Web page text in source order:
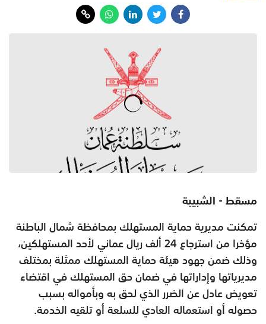
مسقط - الشبيبة
تمكنت مديرية حماية المستهلك بمحافظة شمال الباطنة
مؤخرا من استرجاع 24 ألف ريال عماني لأحد المستهلكين،
وذلك ضمن جهود هيئة حماية المستهلك ممثلة بمختلف
مديرياتها وإداراتها في ضمان حق المستهلك في اقتضاء
تعويض عادل عن الضرر الذي لحق به وبأمواله بسبب
حصوله أو استعماله العادي للسلعة أو تلقيه الخدمة.